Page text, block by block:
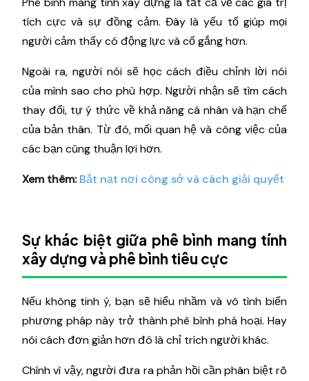
tích cực và sự đồng cảm. Đây là yếu tố giúp mọi
người cảm thấy có động lực và cố gắng hơn.
Ngoài ra, người nói sẽ học cách điều chỉnh lời nói
của mình sao cho phù hợp. Người nhận sẽ tìm cách
thay đổi, tự ý thức về khả năng cá nhân và hạn chế
của bản thân. Từ đó, mối quan hệ và công việc của
các bạn cũng thuận lợi hơn.
Xem thêm: Bắt nạt nơi công sở và cách giải quyết
Sự khác biệt giữa phê bình mang tính
xây dựng và phê bình tiêu cực
Nếu không tinh ý, bạn sẽ hiểu nhầm và vô tình biến
phương pháp này trở thành phê bình phá hoại. Hay
nói cách đơn giản hơn đó là chỉ trích người khác.
Chính vì vậy, người đưa ra phản hồi cần phân biệt rõ